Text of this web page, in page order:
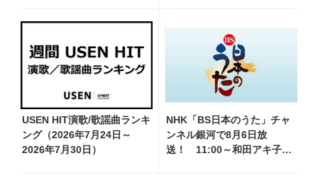
送回の収録の模様を密着レポ
USEN HIT演歌/歌謡曲ランキ
ング（2026年7月24日～
2026年7月30日）
NHK「BS日本のうた」チャ
ンネル銀河で8月6日放
送！ 11:00～和田アキ子・